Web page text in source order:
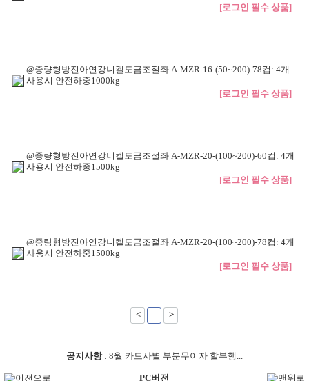
[로그인 필수 상품]
@중량형방진아연강니켈도금조절좌 A-MZR-16-(50~200)-78컵: 4개
사용시 안전하중1000kg
[로그인 필수 상품]
@중량형방진아연강니켈도금조절좌 A-MZR-20-(100~200)-60컵: 4개
사용시 안전하중1500kg
[로그인 필수 상품]
@중량형방진아연강니켈도금조절좌 A-MZR-20-(100~200)-78컵: 4개
사용시 안전하중1500kg
[로그인 필수 상품]
< >
공지사항: 8월 카드사별 부분무이자 할부행...
이전으로 PC버전 맨위로